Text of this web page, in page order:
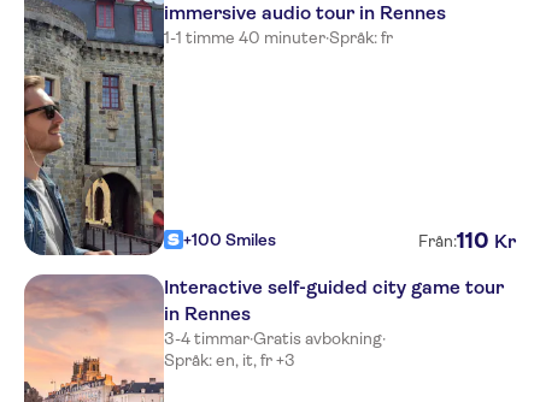
immersive audio tour in Rennes
1-1 timme 40 minuter·Språk: fr
+100 Smiles Från:110 Kr
Interactive self-guided city game tour
in Rennes
3-4 timmar·Gratis avbokning·
Språk: en, it, fr +3